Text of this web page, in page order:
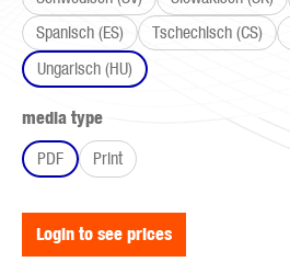
Spanisch (ES)
Tschechisch (CS)
Ungarisch (HU)
Select
media type
PDF
Print
Login to see prices